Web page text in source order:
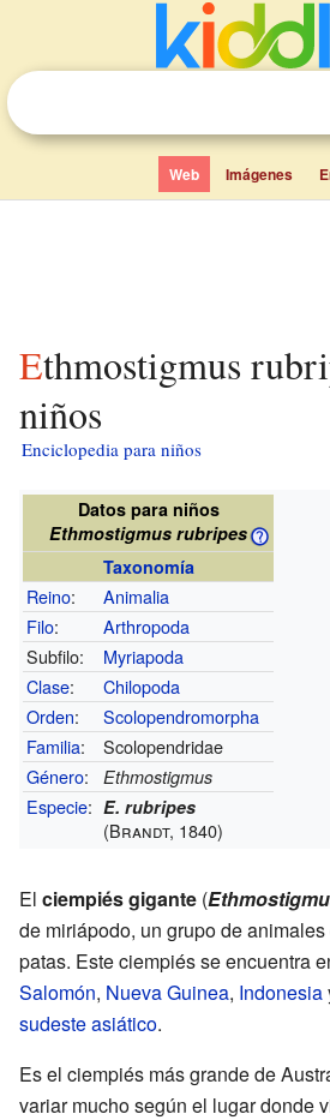
Web Imágenes
Ethmostigmus rubripes para
niños
Enciclopedia para niños
Datos para niños
Ethmostigmus rubripes
Taxonomía
Reino:
Animalia
Filo:
Arthropoda
Subfilo:
Myriapoda
Clase:
Chilopoda
Orden:
Scolopendromorpha
Familia:
Scolopendridae
Género: Ethmostigmus
Especie: E. rubripes
(Brandt, 1840)
El ciempiés gigante (
de miriápodo, un grupo de
patas. Este ciempiés se encuentra
Salomón, Nueva Guinea, Indonesia
sudeste asiático.
Es el ciempiés más grande de
variar mucho según el lugar donde